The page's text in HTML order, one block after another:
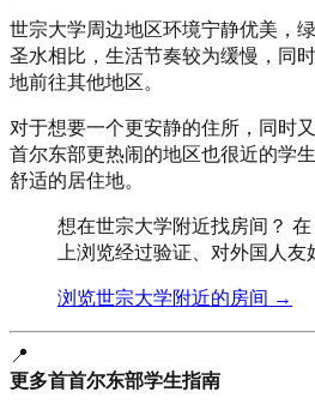
世宗大学周边地区环境宁静优美，
圣水相比，生活节奏较为缓慢，同
地前往其他地区。
对于想要一个更安静的住所，同时
首尔东部更热闹的地区也很近的学
舒适的居住地。
想在世宗大学附近找房间？
上浏览经过验证、对外国人友
浏览世宗大学附近的房间 →
📍
更多首首尔东部学生指南